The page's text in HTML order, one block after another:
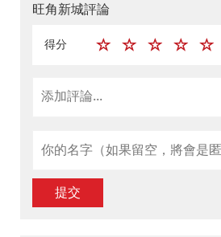
旺角新城評論
得分
提交